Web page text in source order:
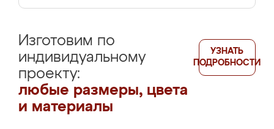
Изготовим по
индивидуальному
проекту:
любые размеры, цвета
и материалы
УЗНАТЬ
ПОДРОБНОСТИ